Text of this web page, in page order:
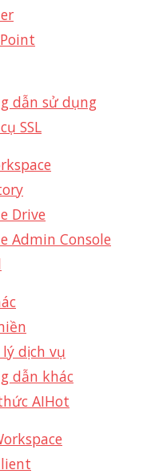
dẫn sử dụng
SSL
Drive
Admin Console
dịch vụ
dẫn khác
AIHot